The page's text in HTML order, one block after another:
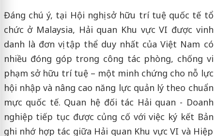
Đáng chú ý, tại Hội nghị sở hữu trí tuệ quốc tế tổ
chức ở Malaysia, Hải quan Khu vực VI được vinh
danh là đơn vị tập thể duy nhất của Việt Nam có
nhiều đóng góp trong công tác phòng, chống vi
phạm sở hữu trí tuệ – một minh chứng cho nỗ lực
hội nhập và nâng cao năng lực quản lý theo chuẩn
mực quốc tế. Quan hệ đối tác Hải quan - Doanh
nghiệp tiếp tục được củng cố với việc ký kết Bản
ghi nhớ hợp tác giữa Hải quan Khu vực VI và Hiệp